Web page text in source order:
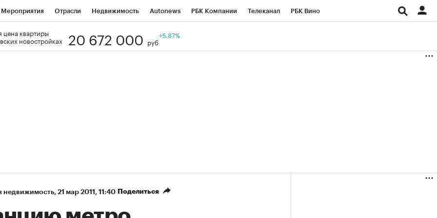
Мероприятия Отрасли Недвижимость Autonews РБК Компании Телеканал РБК Вино
Визионеры
цена квартиры
новостройках
20 672 000 руб
+5.87%
недвижимость⁠, 21 мар 2011, 11:40 Поделиться